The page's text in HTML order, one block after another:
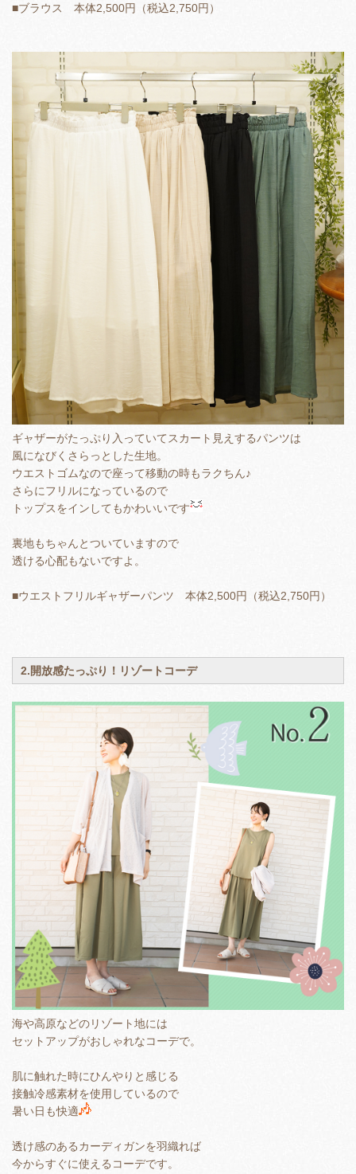
■ブラウス 本体2,500円（税込2,750円）
ギャザーがたっぷり入っていてスカート見えするパンツは
風になびくさらっとした生地。
ウエストゴムなので座って移動の時もラクちん♪
さらにフリルになっているので
トップスをインしてもかわいいです
裏地もちゃんとついていますので
透ける心配もないですよ。
■ウエストフリルギャザーパンツ 本体2,500円（税込2,750円）
2.開放感たっぷり！リゾートコーデ
海や高原などのリゾート地には
セットアップがおしゃれなコーデで。
肌に触れた時にひんやりと感じる
接触冷感素材を使用しているので
暑い日も快適
透け感のあるカーディガンを羽織れば
今からすぐに使えるコーデです。